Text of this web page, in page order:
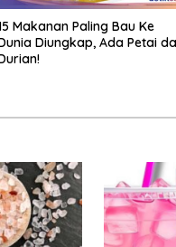
Makanan Paling Bau Ke
Diungkap, Ada Petai